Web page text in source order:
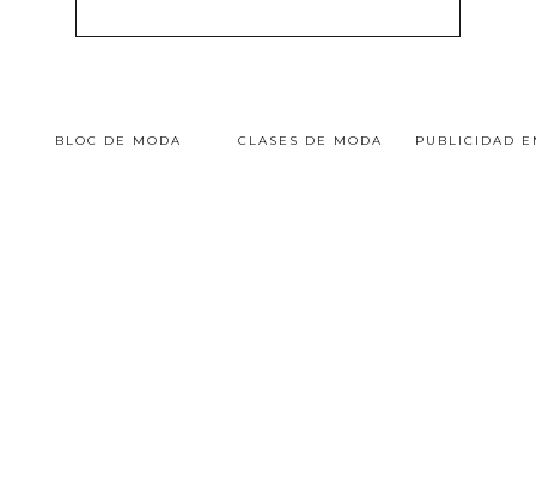
BLOC DE MODA CLASES DE MODA PUBLICIDAD